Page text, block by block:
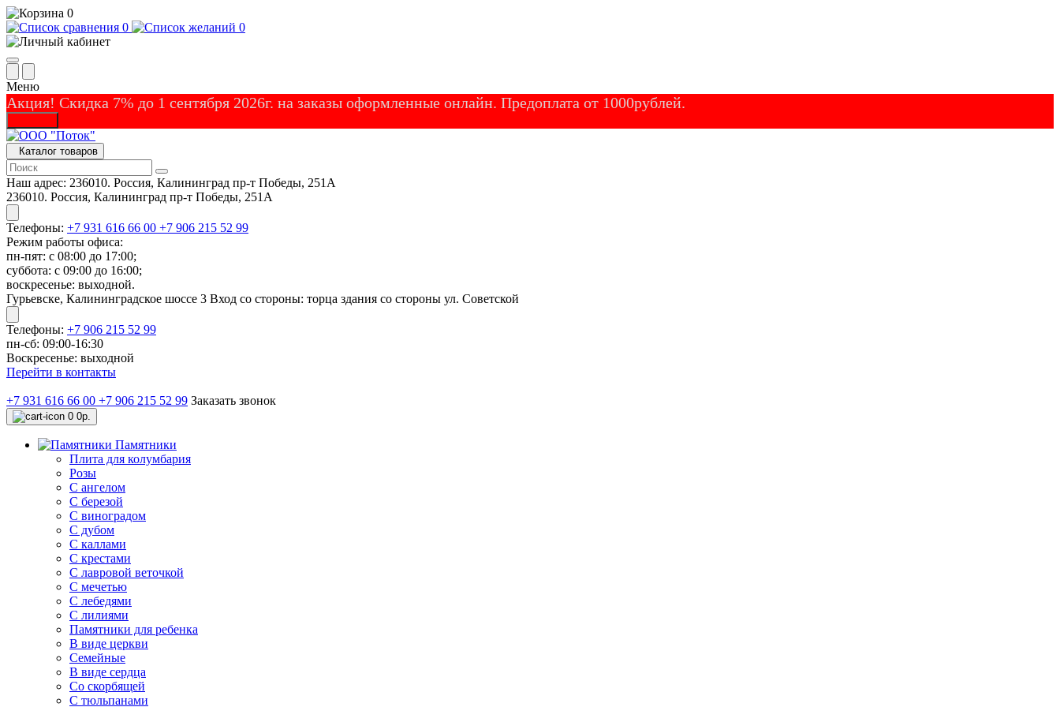
0
0
0
Меню
Акция! Скидка 7% до 1 сентября 2026г. на заказы оформленные онлайн. Предоплата от 1000рублей.
Каталог товаров
Наш адрес: 236010. Россия, Калининград пр-т Победы, 251А
236010. Россия, Калининград пр-т Победы, 251А
Телефоны: +7 931 616 66 00 +7 906 215 52 99
Режим работы офиса:
пн-пят: с 08:00 до 17:00;
суббота: с 09:00 до 16:00;
воскресенье: выходной.
Гурьевске, Калининградское шоссе 3 Вход со стороны: торца здания со стороны ул. Советской
Телефоны: +7 906 215 52 99
пн-сб: 09:00-16:30
Воскресенье: выходной
Перейти в контакты
+7 931 616 66 00 +7 906 215 52 99 Заказать звонок
0 0р.
Памятники
Плита для колумбария
Розы
C ангелом
C березой
С виноградом
С дубом
С каллами
С крестами
С лавровой веточкой
С мечетью
C лебедями
С лилиями
Памятники для ребенка
В виде церкви
Семейные
В виде сердца
Со скорбящей
С тюльпанами